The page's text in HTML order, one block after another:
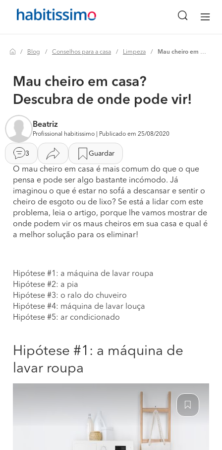
Blog Conselhos para a casa Limpeza Mau cheiro em casa? descubra de onde pode vir!
Mau cheiro em casa?
Descubra de onde pode vir!
Beatriz
Profissional habitissimo | Publicado em 25/08/2020
3 Guardar
O mau cheiro em casa é mais comum do que o que
pensa e pode ser algo bastante incómodo. Já
imaginou o que é estar no sofá a descansar e sentir o
cheiro de esgoto ou de lixo? Se está a lidar com este
problema, leia o artigo, porque lhe vamos mostrar de
onde podem vir os maus cheiros em sua casa e qual é
a melhor solução para os eliminar!
Hipótese #1: a máquina de lavar roupa
Hipótese #2: a pia
Hipótese #3: o ralo do chuveiro
Hipótese #4: máquina de lavar louça
Hipótese #5: ar condicionado
Hipótese #1: a máquina de
lavar roupa